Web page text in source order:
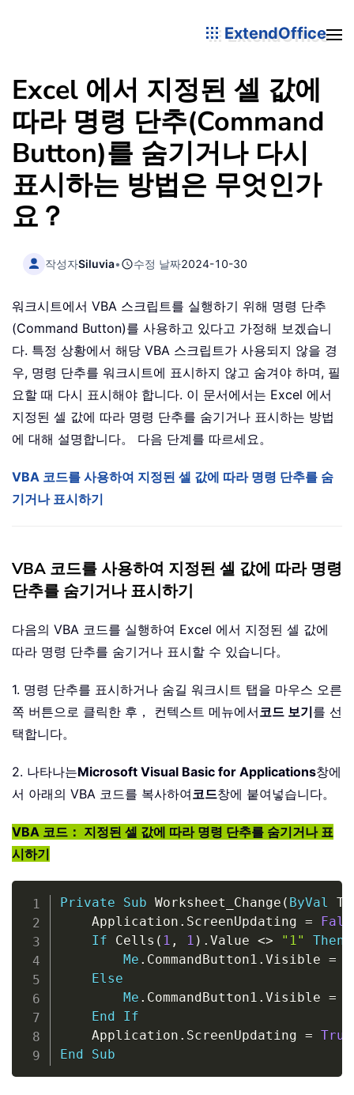
ExtendOffice
Excel 에서 지정된 셀 값에
따라 명령 단추(Command
Button)를 숨기거나 다시
표시하는 방법은 무엇인가
요？
작성자Siluvia• 수정 날짜2024-10-30
워크시트에서 VBA 스크립트를 실행하기 위해 명령 단추
(Command Button)를 사용하고 있다고 가정해 보겠습니
다. 특정 상황에서 해당 VBA 스크립트가 사용되지 않을 경
우, 명령 단추를 워크시트에 표시하지 않고 숨겨야 하며, 필
요할 때 다시 표시해야 합니다. 이 문서에서는 Excel 에서
지정된 셀 값에 따라 명령 단추를 숨기거나 표시하는 방법
에 대해 설명합니다。 다음 단계를 따르세요。
VBA 코드를 사용하여 지정된 셀 값에 따라 명령 단추를 숨
기거나 표시하기
VBA 코드를 사용하여 지정된 셀 값에 따라 명령
단추를 숨기거나 표시하기
다음의 VBA 코드를 실행하여 Excel 에서 지정된 셀 값에
따라 명령 단추를 숨기거나 표시할 수 있습니다。
1. 명령 단추를 표시하거나 숨길 워크시트 탭을 마우스 오른
쪽 버튼으로 클릭한 후， 컨텍스트 메뉴에서코드 보기를 선
택합니다。
2. 나타나는Microsoft Visual Basic for Applications창에
서 아래의 VBA 코드를 복사하여코드창에 붙여넣습니다。
VBA 코드： 지정된 셀 값에 따라 명령 단추를 숨기거나 표
시하기
Private Sub Worksheet_Change ( ByVal
    Application
. ScreenUpdating =
If Cells ( 1 , 1 ) . Value <> "1"
Then
Me . CommandButton1 . Visible =
Else
Me . CommandButton1 . Visible =
End
If
    Application
. ScreenUpdating = True
End
Sub
Copy